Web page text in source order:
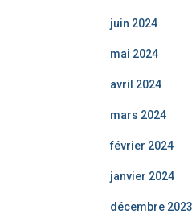
juin 2024
mai 2024
avril 2024
mars 2024
février 2024
janvier 2024
décembre 2023